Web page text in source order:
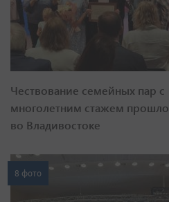
Чествование семейных пар с
многолетним стажем прошло
во Владивостоке
8 фото